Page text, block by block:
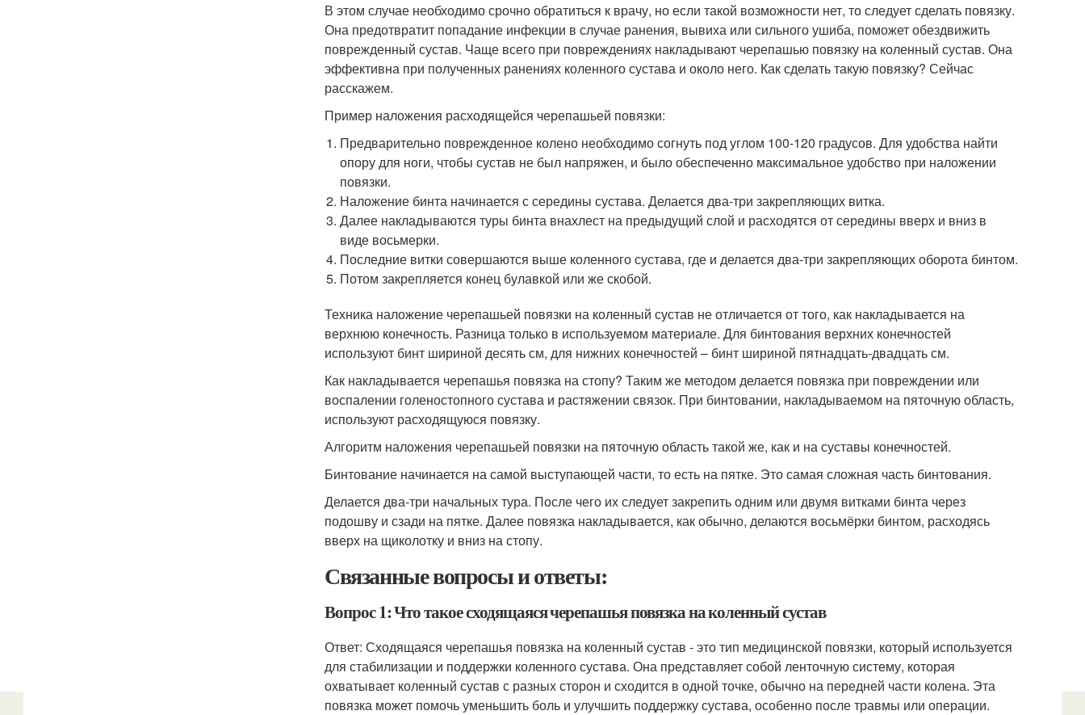
В этом случае необходимо срочно обратиться к врачу, но если такой возможности нет, то следует сделать повязку.
Она предотвратит попадание инфекции в случае ранения, вывиха или сильного ушиба, поможет обездвижить
поврежденный сустав. Чаще всего при повреждениях накладывают черепашью повязку на коленный сустав. Она
эффективна при полученных ранениях коленного сустава и около него. Как сделать такую повязку? Сейчас
расскажем.
Пример наложения расходящейся черепашьей повязки:
Предварительно поврежденное колено необходимо согнуть под углом 100-120 градусов. Для удобства найти
опору для ноги, чтобы сустав не был напряжен, и было обеспеченно максимальное удобство при наложении
повязки.
Наложение бинта начинается с середины сустава. Делается два-три закрепляющих витка.
Далее накладываются туры бинта внахлест на предыдущий слой и расходятся от середины вверх и вниз в
виде восьмерки.
Последние витки совершаются выше коленного сустава, где и делается два-три закрепляющих оборота бинтом.
Потом закрепляется конец булавкой или же скобой.
Техника наложение черепашьей повязки на коленный сустав не отличается от того, как накладывается на
верхнюю конечность. Разница только в используемом материале. Для бинтования верхних конечностей
используют бинт шириной десять см, для нижних конечностей – бинт шириной пятнадцать-двадцать см.
Как накладывается черепашья повязка на стопу? Таким же методом делается повязка при повреждении или
воспалении голеностопного сустава и растяжении связок. При бинтовании, накладываемом на пяточную область,
используют расходящуюся повязку.
Алгоритм наложения черепашьей повязки на пяточную область такой же, как и на суставы конечностей.
Бинтование начинается на самой выступающей части, то есть на пятке. Это самая сложная часть бинтования.
Делается два-три начальных тура. После чего их следует закрепить одним или двумя витками бинта через
подошву и сзади на пятке. Далее повязка накладывается, как обычно, делаются восьмёрки бинтом, расходясь
вверх на щиколотку и вниз на стопу.
Связанные вопросы и ответы:
Вопрос 1: Что такое сходящаяся черепашья повязка на коленный сустав
Ответ: Сходящаяся черепашья повязка на коленный сустав - это тип медицинской повязки, который используется
для стабилизации и поддержки коленного сустава. Она представляет собой ленточную систему, которая
охватывает коленный сустав с разных сторон и сходится в одной точке, обычно на передней части колена. Эта
повязка может помочь уменьшить боль и улучшить поддержку сустава, особенно после травмы или операции.